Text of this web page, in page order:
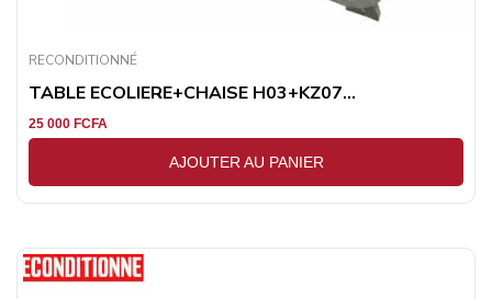
RECONDITIONNÉ
TABLE ECOLIERE+CHAISE H03+KZ07...
25 000 FCFA
AJOUTER AU PANIER